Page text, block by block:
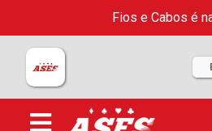
Fios e Cabos é